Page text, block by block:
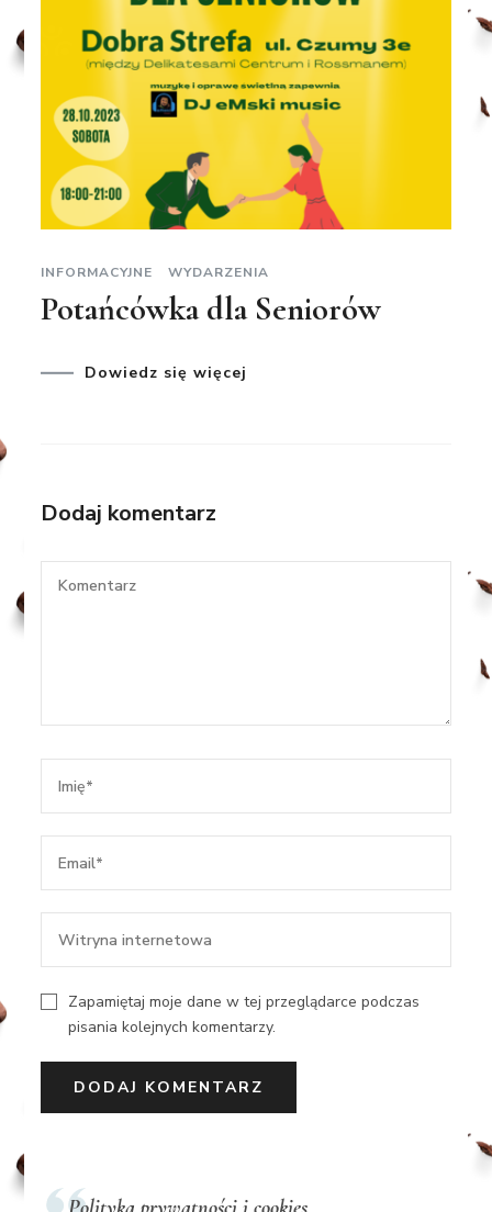
INFORMACYJNE WYDARZENIA
Potańcówka dla Seniorów
Dowiedz się więcej
Dodaj komentarz
Zapamiętaj moje dane w tej przeglądarce podczas
pisania kolejnych komentarzy.